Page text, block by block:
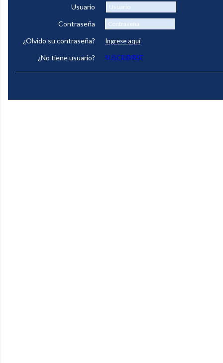
Usuario
Contraseña
¿Olvido su contraseña?
Ingrese aquí
¿No tiene usuario? SUSCRIBIRSE